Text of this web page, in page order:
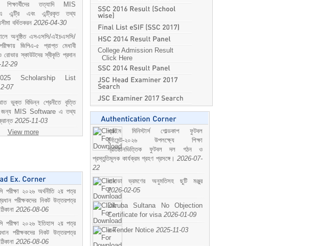
শিক্ষার্থীদের তত্যাদি MIS
এবং এন্ট্রিকৃত তথ্য
বর্ধিতকরন 2026-04-30
অনুষ্ঠিত এসএসসি/এইচএসসি/
জিপিএ-৫ প্রাপ্ত মেধাবী
স্কাউটদের স্বীকৃতি প্রদান
29
Scholarship List
07
ভুক্ত বিভিন্ন শ্রেনীতে বৃত্তি
জন্য MIS Software এ তথ্য
2025-11-03
View more
পরীক্ষা ২০২৬ অর্থনীতি ২য় পত্র
পরীক্ষকদের নিকট উত্তরপত্র
2026-08-06
পরীক্ষা ২০২৬ ইতিহাস ২য় পত্র
পরীক্ষকদের নিকট উত্তরপত্র
2026-08-06
College Admission Result
Click Here
প্রাইম মিনিস্টার্স গোল্ডকাপ ফুটবল
টুর্নামেন্ট-২০২৬ উপলক্ষ্যে শিক্ষা
প্রতিষ্ঠানভিত্তিক ফুটবল দল গঠন ও
প্রস্তুতিমূলক কার্যক্রম গ্রহণ প্রসঙ্গে। 2026-07-
22
কানাডা ভ্রমণের অনুমতিসহ ছুটি মঞ্জুর
2026-02-05
Dilruba Sultana No Objection
Certificate for visa 2026-01-09
e-Tender Notice 2025-11-03